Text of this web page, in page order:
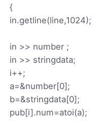
{
in.getline(line,1024);
in >> number ;
in >> stringdata;
i++;
a=&number[0];
b=&stringdata[0];
pub[i].num=atoi(a);